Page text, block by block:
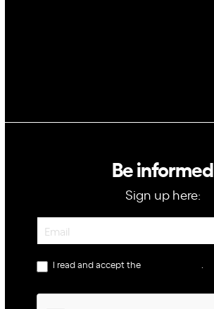
Be informed
Sign up here:
I read and accept the